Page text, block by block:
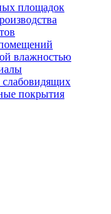
площадок
влажностью
слабовидящих
покрытия